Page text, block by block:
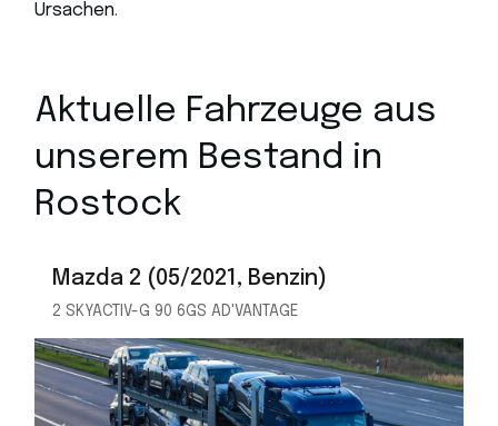
Ursachen.
Aktuelle Fahrzeuge aus
unserem Bestand in
Rostock
Mazda 2 (05/2021, Benzin)
2 SKYACTIV-G 90 6GS AD'VANTAGE